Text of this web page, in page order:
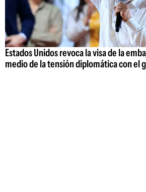
Estados Unidos revoca la visa de la
medio de la tensión diplomática con el